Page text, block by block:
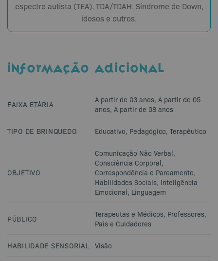
espectro autista (TEA), TDA/TDAH, Síndrome de Down,
idosos e outros.
INFORMAÇÃO ADICIONAL
FAIXA ETÁRIA A partir de 03 anos, A partir de 05
anos, A partir de 08 anos
TIPO DE BRINQUEDO Educativo, Pedagógico, Terapêutico
OBJETIVO
Comunicação Não Verbal,
Consciência Corporal,
Correspondência e Pareamento,
Habilidades Sociais, Inteligência
Emocional, Linguagem
PÚBLICO Terapeutas e Médicos, Professores,
Pais e Cuidadores
HABILIDADE SENSORIAL Visão